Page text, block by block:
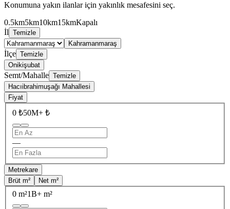
Konumuna yakın ilanlar için yakınlık mesafesini seç.
0.5km5km10km15kmKapalı
İl Temizle
Kahramanmaraş
İlçe Temizle
Onikişubat
Semt/Mahalle Temizle
Hacıibrahimuşağı Mahallesi
Fiyat
0 ₺50M+ ₺
—
Metrekare
Brüt m²
Net m²
0 m²1B+ m²